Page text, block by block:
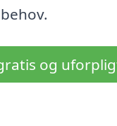
og